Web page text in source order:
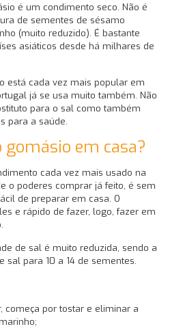
é um condimento seco. Não é
de sementes de sésamo
(muito reduzido). É bastante
asiáticos desde há milhares de
está cada vez mais popular em
já se usa muito também. Não
para o sal como também
para a saúde.
gomásio em casa?
cada vez mais usado na
o poderes comprar já feito, é sem
de preparar em casa. O
e rápido de fazer, logo, fazer em
de sal é muito reduzida, sendo a
sal para 10 a 14 de sementes.
começa por tostar e eliminar a